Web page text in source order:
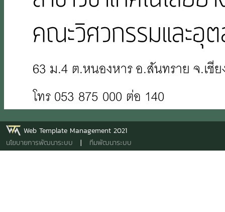
Web Template Management 2021
นโยบายการพัฒนาระบบ | ทีมพัฒนาระบบ